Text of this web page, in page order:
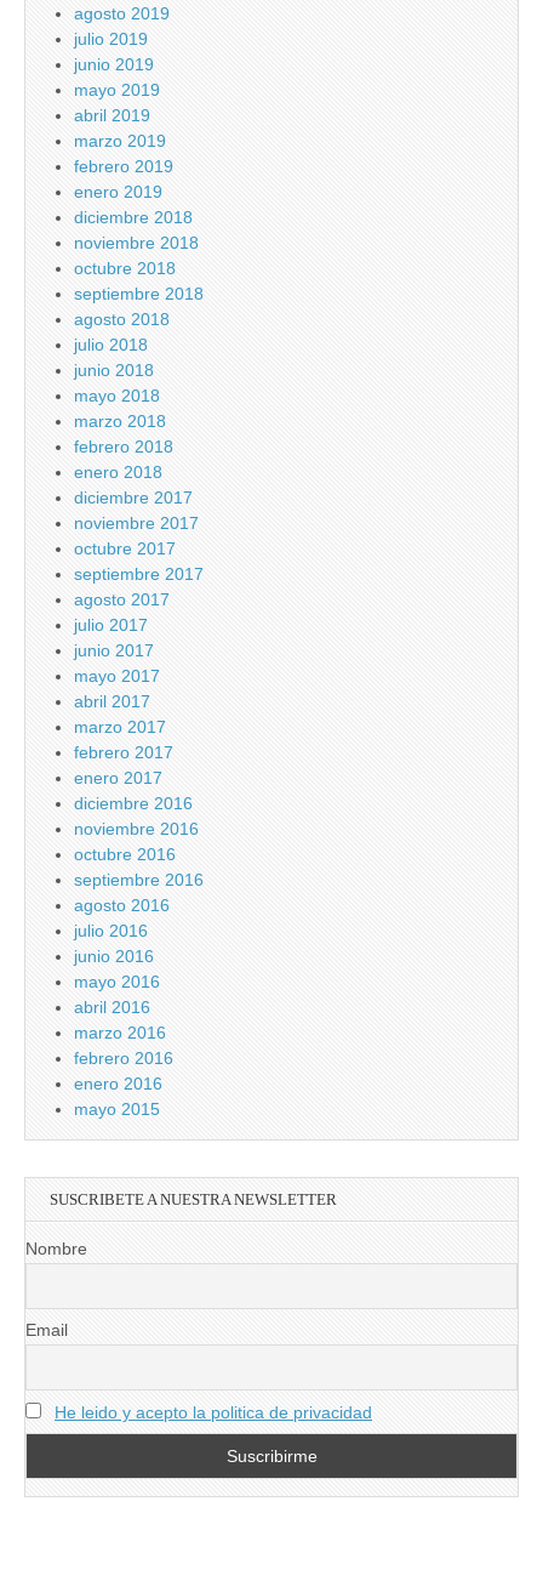
agosto 2019
julio 2019
junio 2019
mayo 2019
abril 2019
marzo 2019
febrero 2019
enero 2019
diciembre 2018
noviembre 2018
octubre 2018
septiembre 2018
agosto 2018
julio 2018
junio 2018
mayo 2018
marzo 2018
febrero 2018
enero 2018
diciembre 2017
noviembre 2017
octubre 2017
septiembre 2017
agosto 2017
julio 2017
junio 2017
mayo 2017
abril 2017
marzo 2017
febrero 2017
enero 2017
diciembre 2016
noviembre 2016
octubre 2016
septiembre 2016
agosto 2016
julio 2016
junio 2016
mayo 2016
abril 2016
marzo 2016
febrero 2016
enero 2016
mayo 2015
SUSCRIBETE A NUESTRA NEWSLETTER
Nombre
Email
He leido y acepto la politica de privacidad